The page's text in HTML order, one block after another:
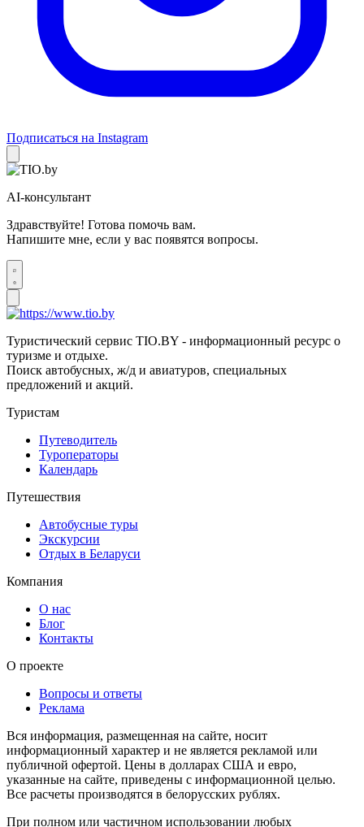
Подписаться на Instagram
AI-консультант
Здравствуйте! Готова помочь вам.
Напишите мне, если у вас появятся вопросы.
Туристический сервис TIO.BY - информационный ресурс о
туризме и отдыхе.
Поиск автобусных, ж/д и авиатуров, специальных
предложений и акций.
Туристам
Путеводитель
Туроператоры
Календарь
Путешествия
Автобусные туры
Экскурсии
Отдых в Беларуси
Компания
О нас
Блог
Контакты
О проекте
Вопросы и ответы
Реклама
Вся информация, размещенная на сайте, носит
информационный характер и не является рекламой или
публичной офертой. Цены в долларах США и евро,
указанные на сайте, приведены с информационной целью.
Все расчеты производятся в белорусских рублях.
При полном или частичном использовании любых